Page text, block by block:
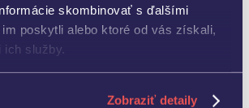
skombinovať s ďalšími
poskytli alebo ktoré od vás získali,
ich služby.
Zobraziť detaily